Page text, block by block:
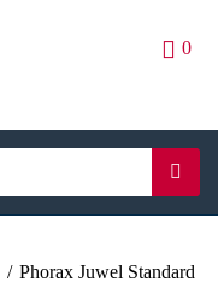
S
0
/ Phorax Juwel Standard